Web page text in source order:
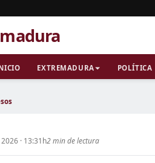
EXTREMADURA POLÍTICA
· 13:31h2 min de lectura